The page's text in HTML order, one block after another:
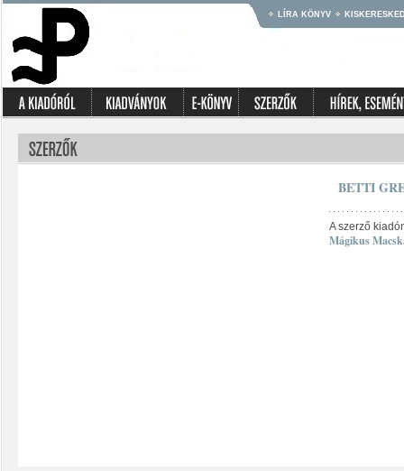
LÍRA KÖNYV
BETTI
A szerző
Mágikus